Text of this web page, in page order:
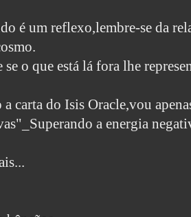
é um reflexo,lembre-se da
se o que está lá fora lhe
a carta do Isis Oracle,vou
a energia